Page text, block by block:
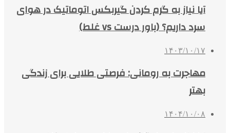
آیا نیاز به گرم کردن گیربکس اتوماتیک در هوای
سرد داریم؟ (باور درست vs غلط)
۱۴۰۳/۱۰/۱۷
مهاجرت به رومانی: فرصتی طلایی برای زندگی
بهتر
۱۴۰۴/۱۰/۰۸